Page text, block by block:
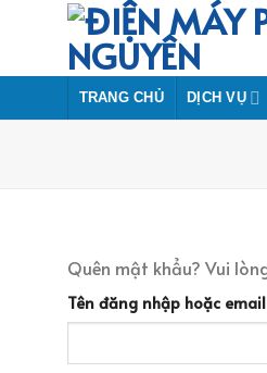
TRANG CHỦ DỊCH VỤ
Quên mật khẩu? Vui
Tên đăng nhập hoặc email